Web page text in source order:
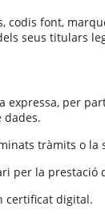
font,
seus titulars
per
dades.
tràmits o
per la prestació
certificat digital.